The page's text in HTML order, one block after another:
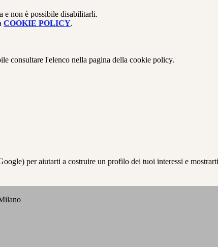
e non è possibile disabilitarli.
COOKIE POLICY.
consultare l'elenco nella pagina della cookie policy.
per aiutarti a costruire un profilo dei tuoi interessi e